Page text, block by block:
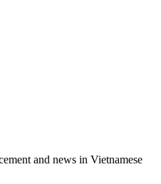
and news in Vietnamese